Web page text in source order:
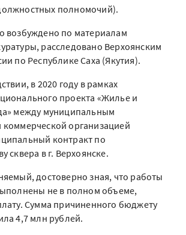
полномочий).
возбуждено по материалам
расследовано Верхоянским
по Республике Саха (Якутия).
в 2020 году в рамках
проекта «Жилье и
между муниципальным
организацией
контракт по
сквера в г. Верхоянске.
достоверно зная, что работы
не в полном объеме,
Сумма причиненного бюджету
4,7 млн рублей.